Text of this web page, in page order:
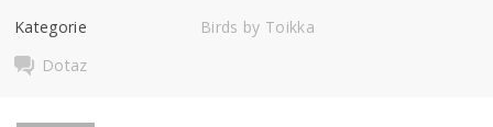
Kategorie
Birds by Toikka
Dotaz